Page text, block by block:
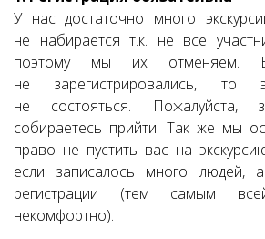
У нас достаточно много
не набирается т.к. не все
поэтому мы их отменяем.
не зарегистрировались, то
не состояться. Пожалуйста,
собираетесь прийти. Так же мы
право не пустить вас на
если записалось много
регистрации (тем самым
некомфортно).